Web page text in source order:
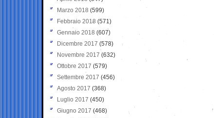
Marzo 2018 (599)
Febbraio 2018 (571)
Gennaio 2018 (607)
Dicembre 2017 (578)
Novembre 2017 (632)
Ottobre 2017 (579)
Settembre 2017 (456)
Agosto 2017 (368)
Luglio 2017 (450)
Giugno 2017 (468)